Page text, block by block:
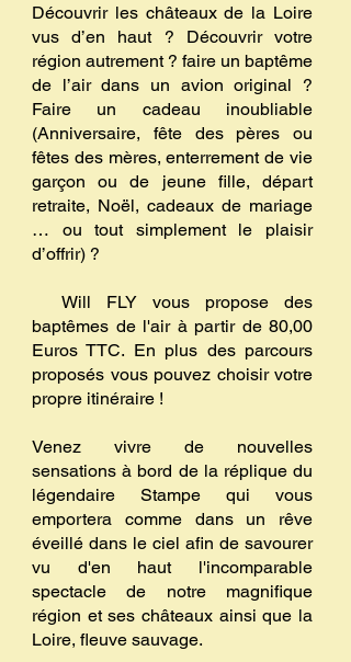
Découvrir les châteaux de la Loire
vus d’en haut ? Découvrir votre
région autrement ? faire un baptême
de l’air dans un avion original ?
Faire un cadeau inoubliable
(Anniversaire, fête des pères ou
fêtes des mères, enterrement de vie
garçon ou de jeune fille, départ
retraite, Noël, cadeaux de mariage
… ou tout simplement le plaisir
d’offrir) ?
Will FLY vous propose des
baptêmes de l'air à partir de 80,00
Euros TTC. En plus des parcours
proposés vous pouvez choisir votre
propre itinéraire !
Venez vivre de nouvelles
sensations à bord de la réplique du
légendaire Stampe qui vous
emportera comme dans un rêve
éveillé dans le ciel afin de savourer
vu d'en haut l'incomparable
spectacle de notre magnifique
région et ses châteaux ainsi que la
Loire, fleuve sauvage.